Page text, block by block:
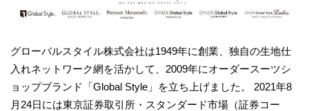
グローバルスタイル株式会社は1949年に創業、独自の生地仕
入れネットワーク網を活かして、2009年にオーダースーツシ
ョップブランド「Global Style」を立ち上げました。 2021年8
月24日には東京証券取引所・スタンダード市場（証券コー